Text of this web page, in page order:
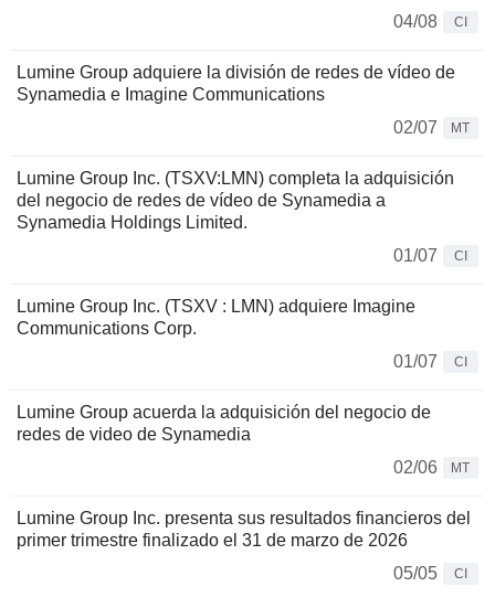
04/08
CI
Lumine Group adquiere la división de redes de vídeo de
Synamedia e Imagine Communications
02/07
MT
Lumine Group Inc. (TSXV:LMN) completa la adquisición
del negocio de redes de vídeo de Synamedia a
Synamedia Holdings Limited.
01/07
CI
Lumine Group Inc. (TSXV : LMN) adquiere Imagine
Communications Corp.
01/07
CI
Lumine Group acuerda la adquisición del negocio de
redes de video de Synamedia
02/06
MT
Lumine Group Inc. presenta sus resultados financieros del
primer trimestre finalizado el 31 de marzo de 2026
05/05
CI